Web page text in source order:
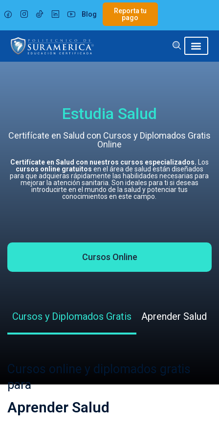
al
contenido
Blog
Reporta tu
pago
Estudia Salud
Certifícate en Salud con Cursos y Diplomados Gratis
Online
Certifícate en Salud con nuestros cursos especializados. Los
cursos online gratuitos en el área de salud están diseñados
para que adquieras rápidamente las habilidades necesarias para
mejorar la atención sanitaria. Son ideales para ti si deseas
introducirte en el mundo de la salud y potenciar tus
conocimientos en este campo.
Cursos Online
Cursos y Diplomados Gratis Aprender Salud
Cursos online y diplomados gratis
para
Aprender Salud